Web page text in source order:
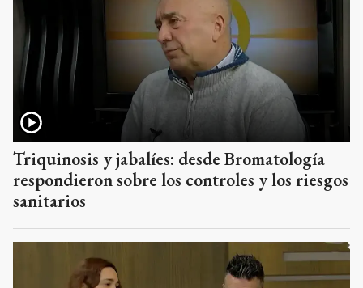
Triquinosis y jabalíes: desde Bromatología
respondieron sobre los controles y los riesgos
sanitarios